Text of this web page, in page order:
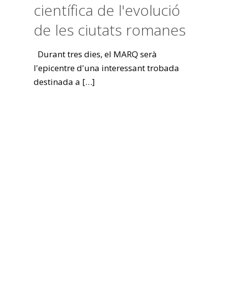
científica de l'evolució
de les ciutats romanes
Durant tres dies, el MARQ serà
l'epicentre d'una interessant trobada
destinada a […]